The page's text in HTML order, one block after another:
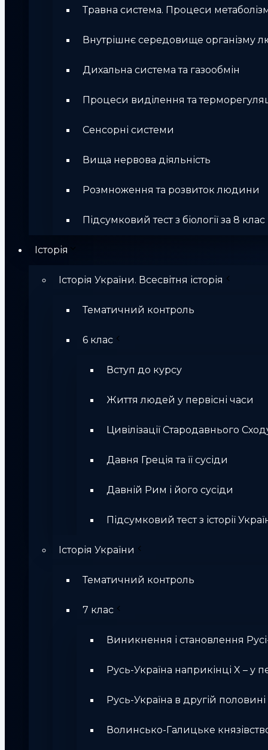
Травна система. Процеси
Внутрішнє середовище організму
Дихальна система та газообмін
Процеси виділення та
Сенсорні системи
Вища нервова діяльність
Розмноження та розвиток людини
Підсумковий тест з біології за 8 клас
Історія
Історія України. Всесвітня історія
Тематичний контроль
6 клас
Вступ до курсу
Життя людей у первісні часи
Цивілізації Стародавнього
Давня Греція та її сусіди
Давній Рим і його сусіди
Підсумковий тест з історії
Історія України
Тематичний контроль
7 клас
Виникнення і становлення
Русь-Україна наприкінці X – у
Русь-Україна в другій половині
Волинсько-Галицьке